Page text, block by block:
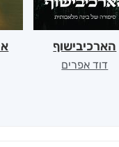
הארכיבישוף
דוד אפרים